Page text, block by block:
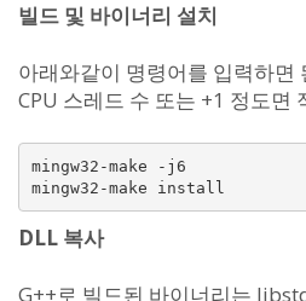
빌드 및 바이너리 설치
아래와같이 명령어를 입력하면
CPU 스레드 수 또는 +1 정도면
mingw32-make -j6
mingw32-make install
DLL 복사
G++로 빌드된 바이너리는